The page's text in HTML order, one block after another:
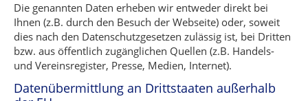
Die genannten Daten erheben wir entweder direkt bei
Ihnen (z.B. durch den Besuch der Webseite) oder, soweit
dies nach den Datenschutzgesetzen zulässig ist, bei Dritten
bzw. aus öffentlich zugänglichen Quellen (z.B. Handels-
und Vereinsregister, Presse, Medien, Internet).
Datenübermittlung an Drittstaaten außerhalb